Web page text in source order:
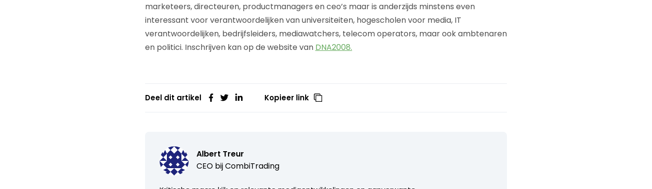
marketeers, directeuren, productmanagers en ceo’s maar is anderzijds minstens even
interessant voor verantwoordelijken van universiteiten, hogescholen voor media, IT
verantwoordelijken, bedrijfsleiders, mediawatchers, telecom operators, maar ook ambtenaren
en politici. Inschrijven kan op de website van DNA2008.
Deel dit artikel Kopieer link
Albert Treur
CEO bijCombiTrading